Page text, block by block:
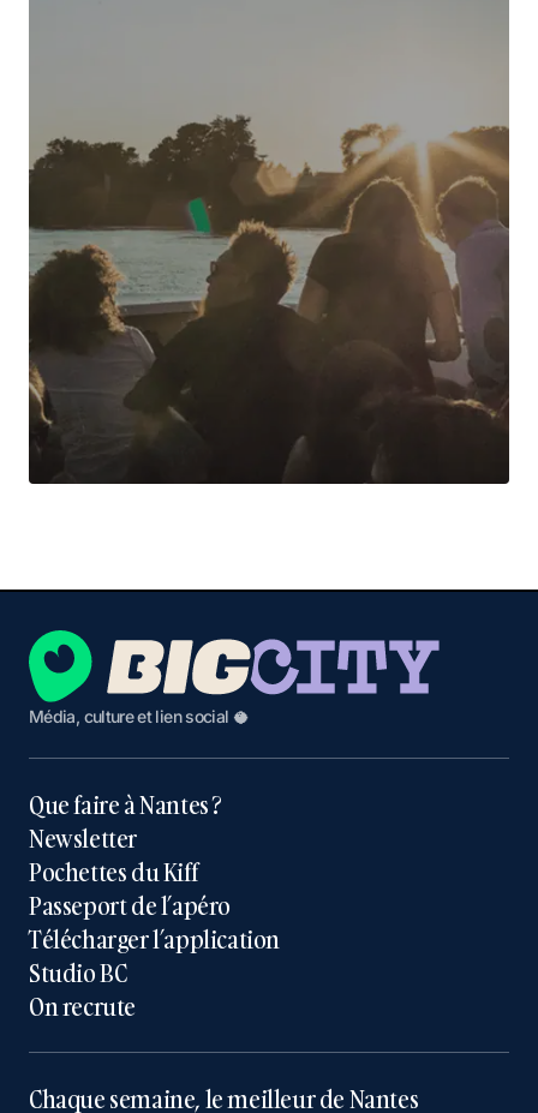
Média, culture et lien social 🥥
Que faire à Nantes ?
Newsletter
Pochettes du Kiff
Passeport de l’apéro
Télécharger l’application
Studio BC
On recrute
Chaque semaine, le meilleur de Nantes